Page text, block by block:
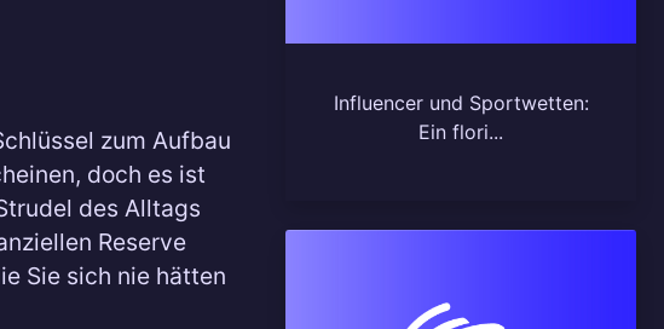
zum Aufbau
doch es ist
des Alltags
Reserve
Sie sich nie hätten
Influencer und Sportwetten:
Ein flori...